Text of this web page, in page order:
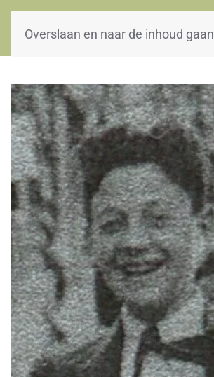
Overslaan en naar de inhoud gaan
WOII-HW